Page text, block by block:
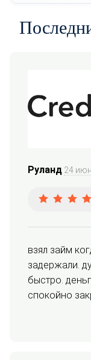
Руланд 24
взял займ
задержали.
быстро.
спокойно